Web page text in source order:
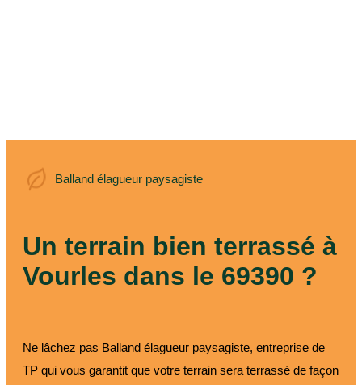
Balland élagueur paysagiste
Balland élagueur
Un terrain bien terrassé à
Vourles dans le 69390 ?
Ne lâchez pas Balland élagueur paysagiste, entreprise de
TP qui vous garantit que votre terrain sera terrassé de façon